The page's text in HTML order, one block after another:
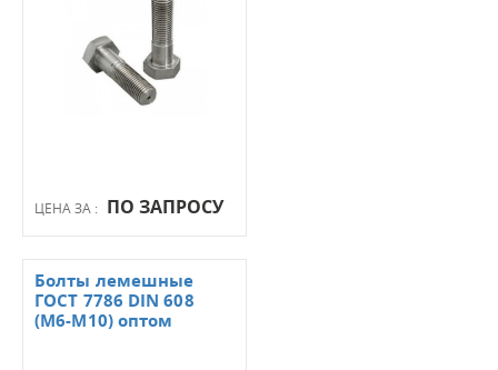
ЦЕНА ЗА : ПО ЗАПРОСУ
Болты лемешные
ГОСТ 7786 DIN 608
(М6-М10) оптом